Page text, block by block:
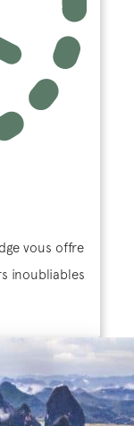
vous offre
inoubliables